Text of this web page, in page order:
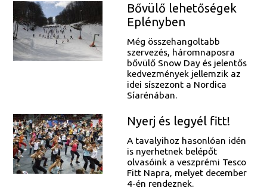
Bővülő lehetőségek
Eplényben
Még összehangoltabb
szervezés, háromnaposra
bővülő Snow Day és jelentős
kedvezmények jellemzik az
idei síszezont a Nordica
Síarénában.
Nyerj és legyél fitt!
A tavalyihoz hasonlóan idén
is nyerhetnek belépőt
olvasóink a veszprémi Tesco
Fitt Napra, melyet december
4-én rendeznek.